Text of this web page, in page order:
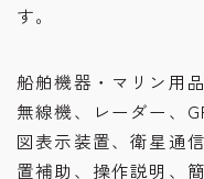
す。
船舶機器・マリン用
無線機、レーダー、
図表示装置、衛星通
置補助、操作説明、